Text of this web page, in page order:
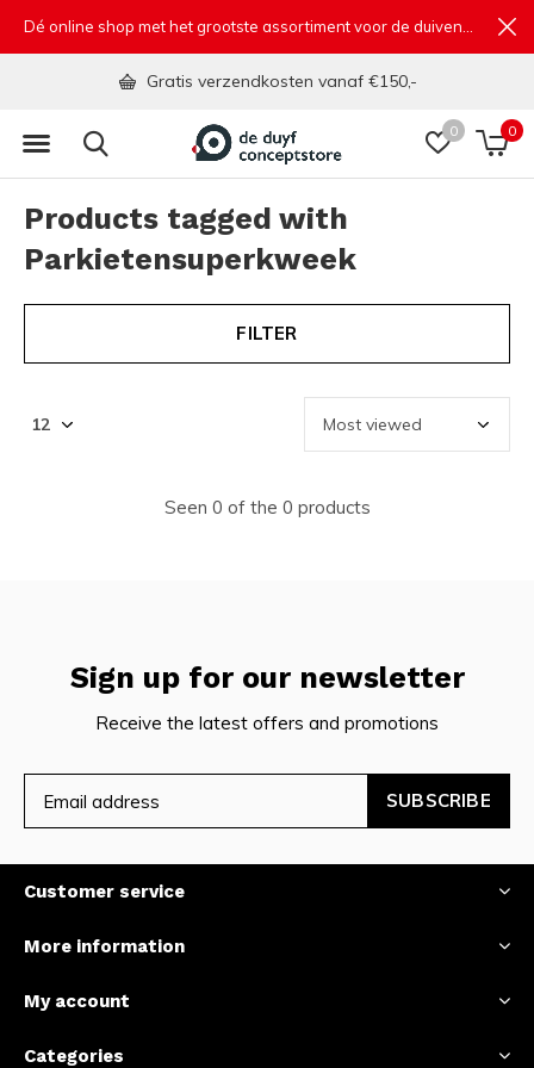
0 0
Gratis verzendkosten vanaf €150,-
Products tagged with
Parkietensuperkweek
FILTER
Seen 0 of the 0 products
Sign up for our newsletter
Receive the latest offers and promotions
SUBSCRIBE
Customer service
More information
My account
Categories